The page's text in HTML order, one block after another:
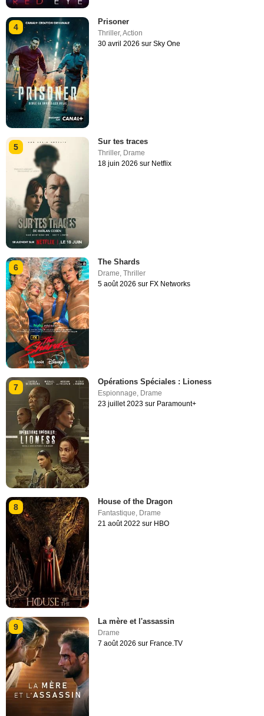
4
Prisoner
Thriller,Action
30 avril 2026 sur Sky One
5
Sur tes traces
Thriller, Drame
18 juin 2026 sur Netflix
6
The Shards
Drame ,Thriller
5 août 2026 sur FX Networks
7
Opérations Spéciales : Lioness
Espionnage, Drame
23 juillet 2023 sur Paramount+
8
House of the Dragon
Fantastique, Drame
21 août 2022 sur HBO
9
La mère et l'assassin
Drame
7 août 2026 sur France.TV